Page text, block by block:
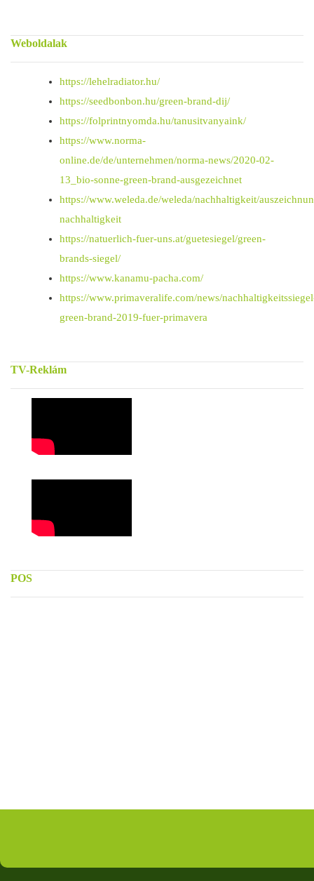
Weboldalak
https://lehelradiator.hu/
https://seedbonbon.hu/green-brand-dij/
https://folprintnyomda.hu/tanusitvanyaink/
https://www.norma-
online.de/de/unternehmen/norma-news/2020-02-
13_bio-sonne-green-brand-ausgezeichnet
https://www.weleda.de/weleda/nachhaltigkeit/
nachhaltigkeit
https://natuerlich-fuer-uns.at/guetesiegel/green-
brands-siegel/
https://www.kanamu-pacha.com/
https://www.primaveralife.com/news/
green-brand-2019-fuer-primavera
TV-Reklám
POS